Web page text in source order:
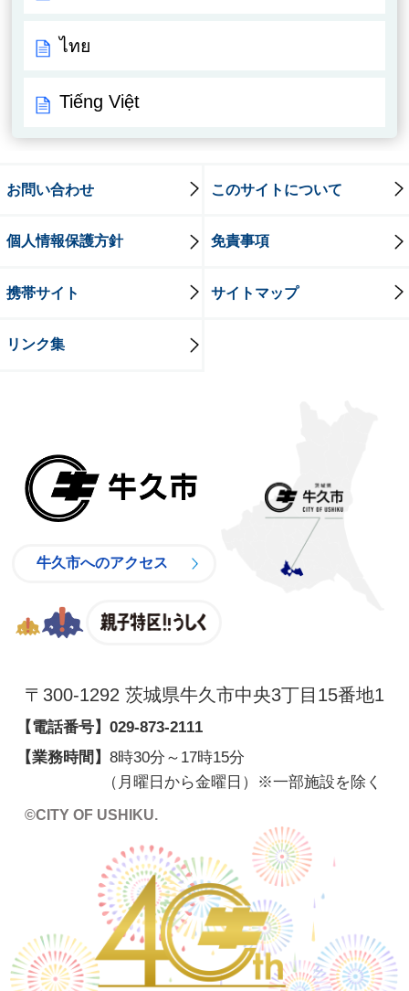
ไทย
Tiếng Việt
お問い合わせ このサイトについて
個人情報保護方針 免責事項
携帯サイト サイトマップ
リンク集
牛久市へのアクセス
〒300-1292 茨城県牛久市中央3丁目15番地1
【電話番号】 029-873-2111
【業務時間】 8時30分～17時15分
（月曜日から金曜日）※一部施設を除く
©CITY OF USHIKU.